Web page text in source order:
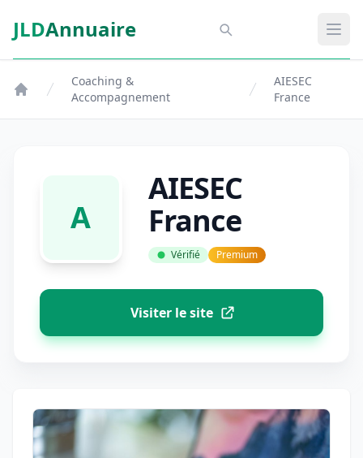
Aspect SDM
JLDAnnuaire
Coaching &
Accompagnement
AIESEC
France
A
AIESEC
France
Vérifié Premium
Visiter le site